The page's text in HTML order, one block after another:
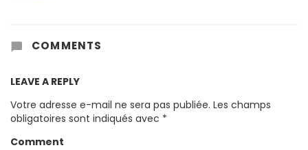
COMMENTS
LEAVE A REPLY
Votre adresse e-mail ne sera pas publiée. Les champs
obligatoires sont indiqués avec *
Comment